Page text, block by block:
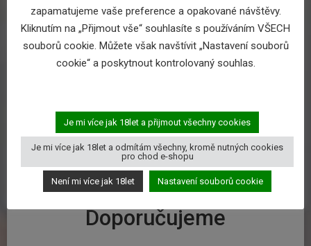
Springfield Armory, Mod: 1911 DS Prodigy, Ráže: 9mm
Luger, hl: 5″, Red Dot
56700Kč
Doporučujeme
zapamatujeme vaše preference a opakované návštěvy.
Kliknutím na „Přijmout vše“ souhlasíte s používáním VŠECH
souborů cookie. Můžete však navštívit „Nastavení souborů
cookie“ a poskytnout kontrolovaný souhlas.
Je mi více jak 18let a přijmout všechny cookies
Je mi více jak 18let a odmítám všechny, kromě nutných cookies
pro chod e-shopu
Není mi více jak 18let Nastavení souborů cookie